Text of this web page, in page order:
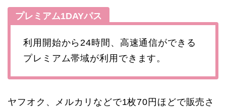
プレミアム1DAYパス
利用開始から24時間、高速通信ができる
プレミアム帯域が利用できます。
ヤフオク、メルカリなどで1枚70円ほどで販売さ